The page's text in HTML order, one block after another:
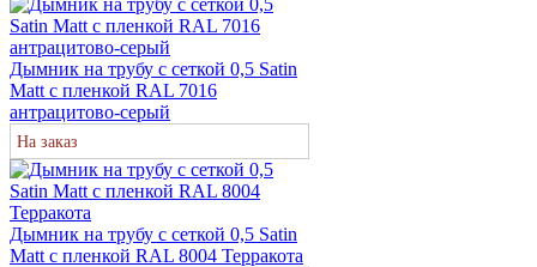
Дымник на трубу с сеткой 0,5 Satin
Matt с пленкой RAL 7016
антрацитово-серый
На заказ
Дымник на трубу с сеткой 0,5 Satin
Matt с пленкой RAL 8004 Терракота